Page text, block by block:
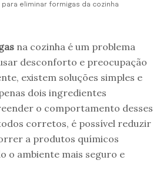
para eliminar formigas da cozinha
na cozinha é um problema
desconforto e preocupação
existem soluções simples e
dois ingredientes
o comportamento desses
corretos, é possível reduzir
a produtos químicos
o ambiente mais seguro e